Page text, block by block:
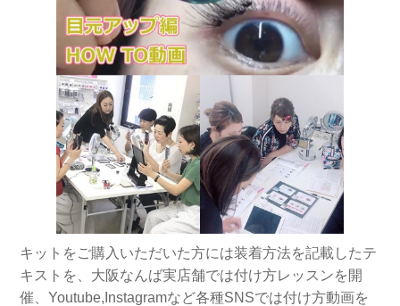
キットをご購入いただいた方には装着方法を記載したテ
キストを、大阪なんば実店舗では付け方レッスンを開
催、Youtube,Instagramなど各種SNSでは付け方動画を